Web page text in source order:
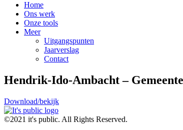
Home
Ons werk
Onze tools
Meer
Uitgangspunten
Jaarverslag
Contact
Hendrik-Ido-Ambacht –
Download/bekijk
©2021 it's public. All Rights Reserved.